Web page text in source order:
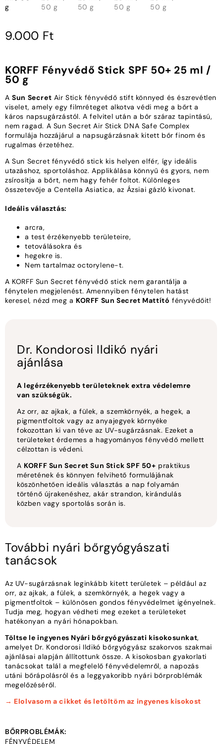
9.000 Ft
KORFF Fényvédő Stick SPF 50+ 25 ml /
50 g
ASun Secret Air Stick fényvédő stift könnyed és észrevétlen
viselet, amely egy filmréteget alkotva védi meg a bőrt a
káros napsugárzástól. A felvitel után a bőr száraz tapintású,
nem ragad. A Sun Secret Air Stick DNA Safe Complex
formulája hozzájárul a napsugárzásnak kitett bőr finom és
rugalmas érzetéhez.
A Sun Secret fényvédő stick kis helyen elfér, így ideális
utazáshoz, sportoláshoz. Applikálása könnyű és gyors, nem
zsírosítja a bőrt, nem hagy fehér foltot. Különleges
összetevője a Centella Asiatica, az Ázsiai gázló kivonat.
Ideális választás:
arcra,
a test érzékenyebb területeire,
tetoválásokra és
hegekre is.
Nem tartalmaz octorylene-t.
A KORFF Sun Secret fényvédő stick nem garantálja a
fénytelen megjelenést. Amennyiben fénytelen hatást
keresel, nézd meg a KORFF Sun Secret Mattító fényvédőit!
Dr. Kondorosi Ildikó nyári
ajánlása
A legérzékenyebb területeknek extra védelemre
van szükségük.
Az orr, az ajkak, a fülek, a szemkörnyék, a hegek, a
pigmentfoltok vagy az anyajegyek környéke
fokozottan ki van téve az UV-sugárzásnak. Ezeket a
területeket érdemes a hagyományos fényvédő mellett
célzottan is védeni.
A KORFF Sun Secret Sun Stick SPF 50+ praktikus
méretének és könnyen felvihető formulájának
köszönhetően ideális választás a nap folyamán
történő újrakenéshez, akár strandon, kirándulás
közben vagy sportolás során is.
További nyári bőrgyógyászati
tanácsok
Az UV-sugárzásnak leginkább kitett területek – például az
orr, az ajkak, a fülek, a szemkörnyék, a hegek vagy a
pigmentfoltok – különösen gondos fényvédelmet igényelnek.
Tudja meg, hogyan védheti meg ezeket a területeket
hatékonyan a nyári hónapokban.
Töltse le ingyenes Nyári bőrgyógyászati kisokosunkat,
amelyet Dr. Kondorosi Ildikó bőrgyógyász szakorvos szakmai
ajánlásai alapján állítottunk össze. A kisokosban gyakorlati
tanácsokat talál a megfelelő fényvédelemről, a napozás
utáni bőrápolásról és a leggyakoribb nyári bőrproblémák
megelőzéséről.
→ Elolvasom a cikket és letöltöm az ingyenes kisokost
BŐRPROBLÉMÁK:
FÉNYVÉDELEM